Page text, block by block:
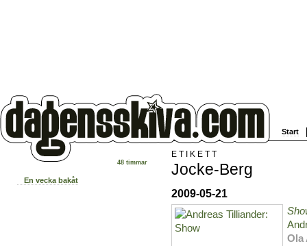
Start
48 timmar
En vecka bakåt
ETIKETT
Jocke-Berg
2009-05-21
Ola